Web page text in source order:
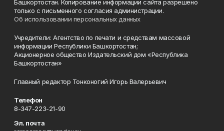
Башкортостан. Копирование информации сайта разрешено
только с письменного согласия администрации.
Об использовании персональных данных
Учредители: Агентство по печати и средствам массовой
информации Республики Башкортостан;
Акционерное общество Издательский дом «Республика
Башкортостан»
Главный редактор Тонконогий Игорь Валерьевич
Телефон
8-347-223-21-90
Эл. почта